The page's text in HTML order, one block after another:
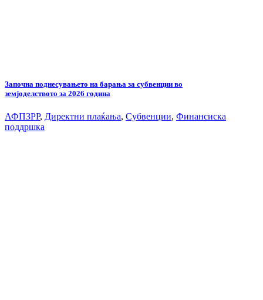
Започна поднесувањето на барања за субвенции во
земјоделството за 2026 година
АФПЗРР, Директни плаќања, Субвенции, Финансиска
поддршка